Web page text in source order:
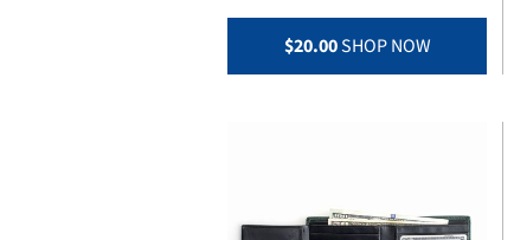
$20.00SHOP NOW